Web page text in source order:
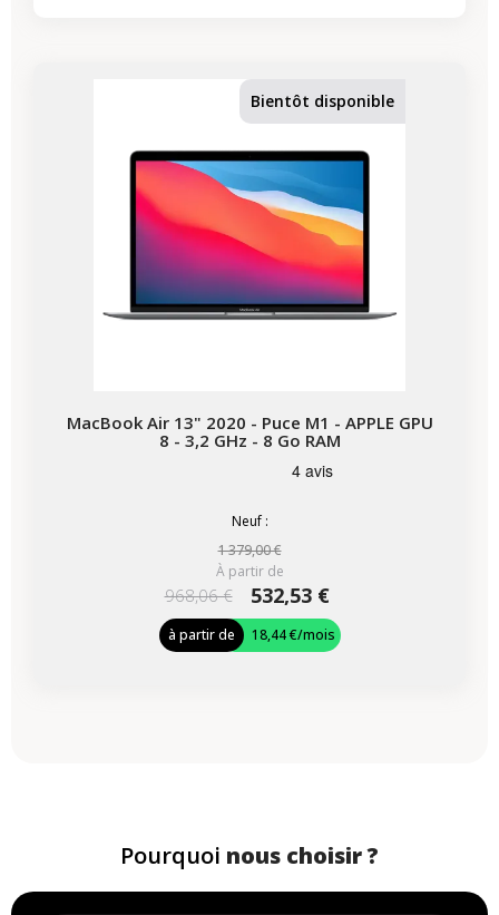
Bientôt disponible
MacBook Air 13" 2020 - Puce M1 - APPLE GPU
8 - 3,2 GHz - 8 Go RAM
Neuf :
1 379,00 €
À partir de
968,06 € 532,53 €
à partir de 18,44 €/mois
Pourquoi nous choisir ?